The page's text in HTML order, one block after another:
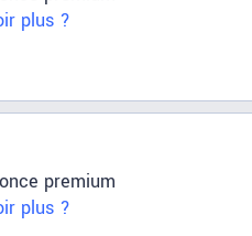
plus ?
premium
plus ?